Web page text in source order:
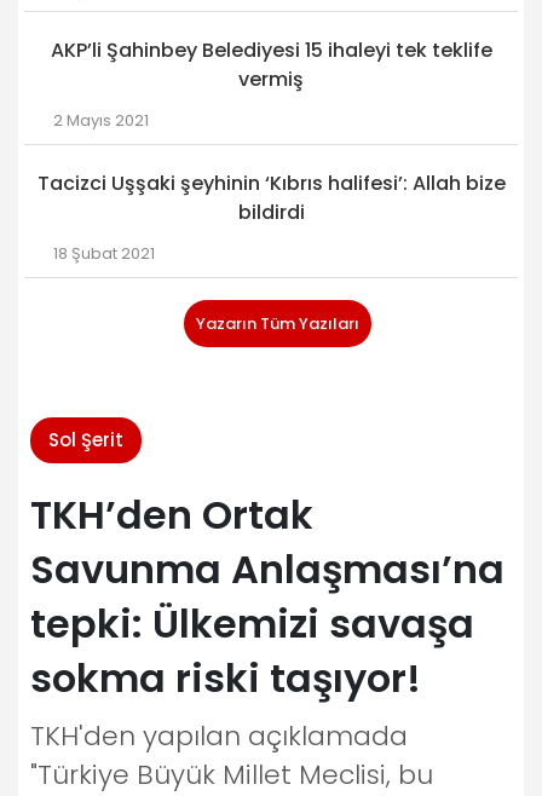
AKP’li Şahinbey Belediyesi 15 ihaleyi tek teklife
vermiş
2 Mayıs 2021
Tacizci Uşşaki şeyhinin ‘Kıbrıs halifesi’: Allah bize
bildirdi
18 Şubat 2021
Yazarın Tüm Yazıları
Sol Şerit
TKH’den Ortak
Savunma Anlaşması’na
tepki: Ülkemizi savaşa
sokma riski taşıyor!
TKH'den yapılan açıklamada
"Türkiye Büyük Millet Meclisi, bu